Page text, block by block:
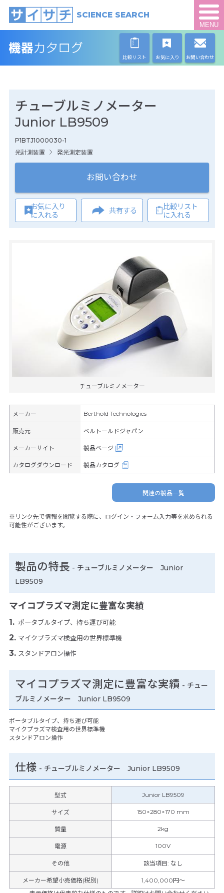
SCIENCE SEARCH
MENU
比較リスト お気に入り お問い合わせ
チューブルミノメーター
Junior LB9509
P1BTJ1000030-1
光計測装置
発光測定装置
お問い合わせ
お気に入り
に入れる
共有する
比較リスト
に入れる
チューブルミノメーター
メーカー Berthold Technologies
販売元 ベルトールドジャパン
メーカーサイト 製品ページ
カタログダウンロード 製品カタログ
関連の製品一覧
※リンク先で情報を閲覧する際に、ログイン・フォーム入力等を求められる
可能性がございます。
製品の特長 - チューブルミノメーター Junior
LB9509
マイコプラズマ測定に豊富な実績
ポータブルタイプ、持ち運び可能
マイクプラズマ検査用の世界標準機
スタンドアロン操作
マイコプラズマ測定に豊富な実績 - チュー
ブルミノメーター Junior LB9509
ポータブルタイプ、持ち運び可能
マイクプラズマ検査用の世界標準機
スタンドアロン操作
仕様 - チューブルミノメーター Junior LB9509
型式 Junior LB9509
サイズ 150×280×170 mm
質量 2kg
電源 100V
その他 該当項目: なし
メーカー希望小売価格(税別)
1,400,000円〜